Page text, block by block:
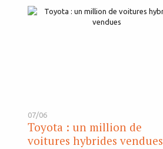
07/06
Toyota : un million de
voitures hybrides vendues